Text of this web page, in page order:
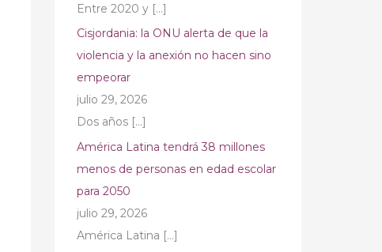
Entre 2020 y […]
Cisjordania: la ONU alerta de que la
violencia y la anexión no hacen sino
empeorar
julio 29, 2026
Dos años […]
América Latina tendrá 38 millones
menos de personas en edad escolar
para 2050
julio 29, 2026
América Latina […]